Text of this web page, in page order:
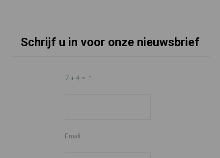
Schrijf u in voor onze nieuwsbrief
7 + 4 = *
Email